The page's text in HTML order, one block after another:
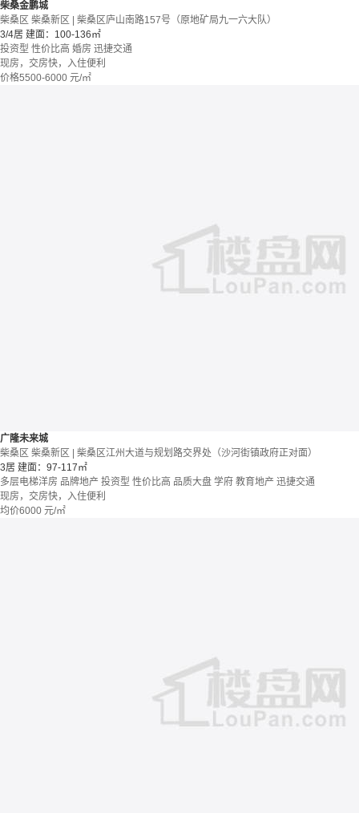
柴桑金鹏城
柴桑区 柴桑新区 | 柴桑区庐山南路157号（原地矿局九一六大队）
3/4居 建面：100-136㎡
投资型 性价比高 婚房 迅捷交通
现房，交房快，入住便利
价格5500-6000 元/㎡
广隆未来城
柴桑区 柴桑新区 | 柴桑区江州大道与规划路交界处（沙河街镇政府正对面）
3居 建面：97-117㎡
多层电梯洋房 品牌地产 投资型 性价比高 品质大盘 学府 教育地产 迅捷交通
现房，交房快，入住便利
均价6000 元/㎡